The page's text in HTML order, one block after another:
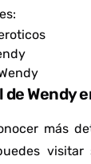
Wendy
más